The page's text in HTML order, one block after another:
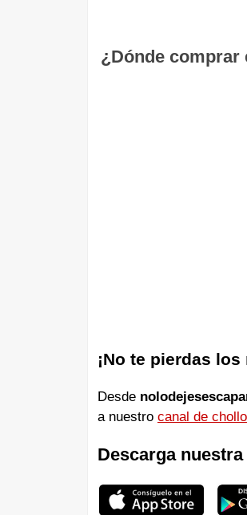
¿Dónde comprar
¡No te pierdas
Desde
a nuestro canal de
Descarga nuestra